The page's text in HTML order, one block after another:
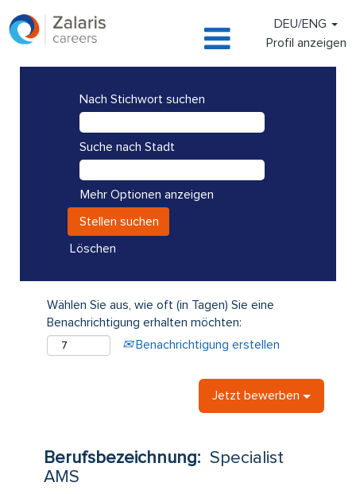
DEU/ENG
Profil anzeigen
Nach Stichwort suchen
Suche nach Stadt
Mehr Optionen anzeigen
Löschen
Wählen Sie aus, wie oft (in Tagen) Sie eine
Benachrichtigung erhalten möchten:
Benachrichtigung erstellen
Jetzt bewerben
Berufsbezeichnung: Specialist
AMS